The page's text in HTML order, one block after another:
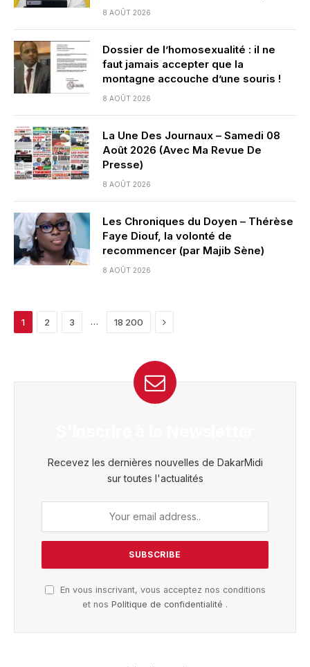
8 AOÛT 2026
Dossier de l’homosexualité : il ne
faut jamais accepter que la
montagne accouche d’une souris !
8 AOÛT 2026
La Une Des Journaux – Samedi 08
Août 2026 (Avec Ma Revue De
Presse)
8 AOÛT 2026
Les Chroniques du Doyen – Thérèse
Faye Diouf, la volonté de
recommencer (par Majib Sène)
8 AOÛT 2026
1 2 3 … 18 200 Next
Recevez les dernières nouvelles de DakarMidi
sur toutes l'actualités
En vous inscrivant, vous acceptez nos conditions
et nos Politique de confidentialité .